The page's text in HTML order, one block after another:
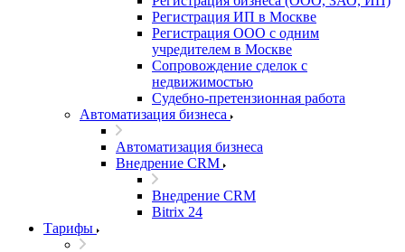
Регистрация ИП в Москве
Регистрация ООО с одним
учредителем в Москве
Сопровождение сделок с
недвижимостью
Судебно-претензионная работа
Автоматизация бизнеса
Автоматизация бизнеса
Внедрение CRM
Внедрение CRM
Bitrix 24
Тарифы